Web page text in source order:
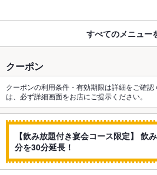
すべてのメニュー
クーポン
クーポンの利用条件・有効期限は詳細をご確
は、必ず詳細画面をお店にご提示ください。
【飲み放題付き宴会コース限定】 飲
分を30分延長！